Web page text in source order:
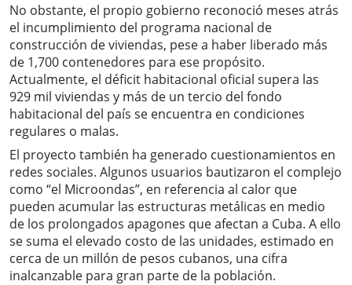
No obstante, el propio gobierno reconoció meses atrás
el incumplimiento del programa nacional de
construcción de viviendas, pese a haber liberado más
de 1,700 contenedores para ese propósito.
Actualmente, el déficit habitacional oficial supera las
929 mil viviendas y más de un tercio del fondo
habitacional del país se encuentra en condiciones
regulares o malas.
El proyecto también ha generado cuestionamientos en
redes sociales. Algunos usuarios bautizaron el complejo
como “el Microondas”, en referencia al calor que
pueden acumular las estructuras metálicas en medio
de los prolongados apagones que afectan a Cuba. A ello
se suma el elevado costo de las unidades, estimado en
cerca de un millón de pesos cubanos, una cifra
inalcanzable para gran parte de la población.